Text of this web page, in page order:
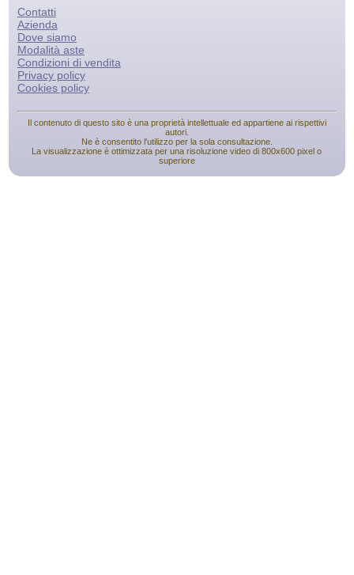
Contatti
Azienda
Dove siamo
Modalità aste
Condizioni di vendita
Privacy policy
Cookies policy
Il contenuto di questo sito è una proprietà intellettuale ed appartiene ai rispettivi
autori.
Ne è consentito l'utilizzo per la sola consultazione.
La visualizzazione è ottimizzata per una risoluzione video di 800x600 pixel o
superiore